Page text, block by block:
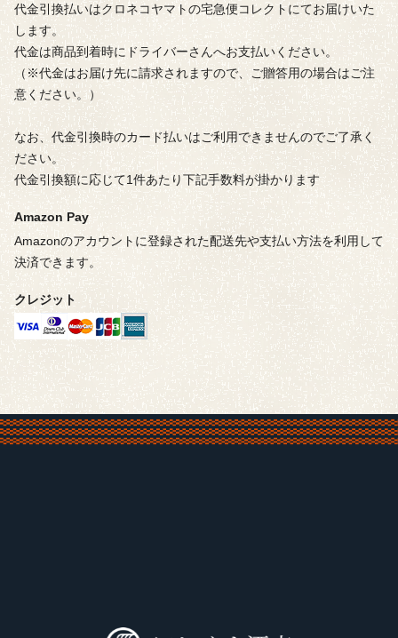
代金引換払いはクロネコヤマトの宅急便コレクトにてお届けいた
します。
代金は商品到着時にドライバーさんへお支払いください。
（※代金はお届け先に請求されますので、ご贈答用の場合はご注
意ください。）
なお、代金引換時のカード払いはご利用できませんのでご了承く
ださい。
代金引換額に応じて1件あたり下記手数料が掛かります
Amazon Pay
Amazonのアカウントに登録された配送先や支払い方法を利用して
決済できます。
クレジット